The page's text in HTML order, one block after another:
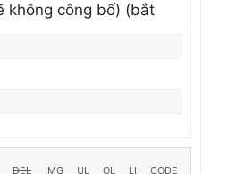
không công bố) (bắt